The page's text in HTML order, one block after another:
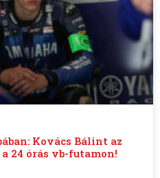
Kovács Bálint az
24 órás vb-futamon!